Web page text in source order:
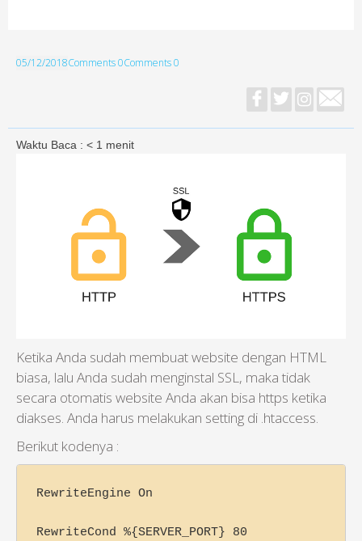
05/12/2018Comments 0Comments 0
Waktu Baca : < 1 menit
Ketika Anda sudah membuat website dengan HTML
biasa, lalu Anda sudah menginstal SSL, maka tidak
secara otomatis website Anda akan bisa https ketika
diakses. Anda harus melakukan setting di .htaccess.
Berikut kodenya :
RewriteEngine On
RewriteCond %{SERVER_PORT} 80